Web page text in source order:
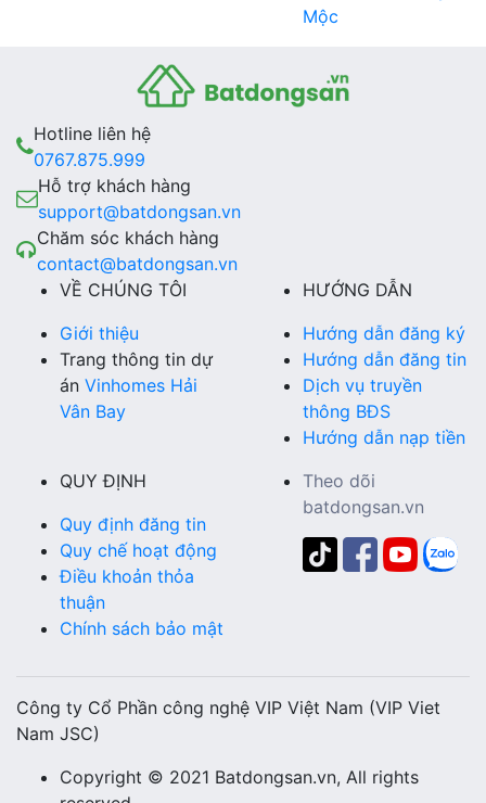
Mộc
Hotline liên hệ
0767.875.999
Hỗ trợ khách hàng
support@batdongsan.vn
Chăm sóc khách hàng
contact@batdongsan.vn
VỀ CHÚNG TÔI
Giới thiệu
Trang thông tin dự
án Vinhomes Hải
Vân Bay
HƯỚNG DẪN
Hướng dẫn đăng ký
Hướng dẫn đăng tin
Dịch vụ truyền
thông BĐS
Hướng dẫn nạp tiền
QUY ĐỊNH
Quy định đăng tin
Quy chế hoạt động
Điều khoản thỏa
thuận
Chính sách bảo mật
Theo dõi
batdongsan.vn
Công ty Cổ Phần công nghệ VIP Việt Nam (VIP Viet
Nam JSC)
Copyright © 2021 Batdongsan.vn, All rights